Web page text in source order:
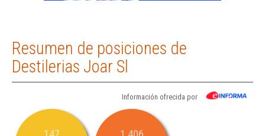
Resumen de posiciones de
Destilerias Joar Sl
Información ofrecida por